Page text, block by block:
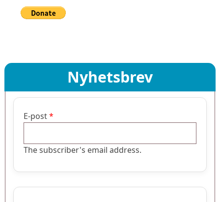
Nyhetsbrev
E-post
The subscriber's email address.